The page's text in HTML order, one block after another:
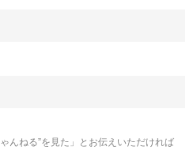
んねる”を見た」とお伝えいただければ